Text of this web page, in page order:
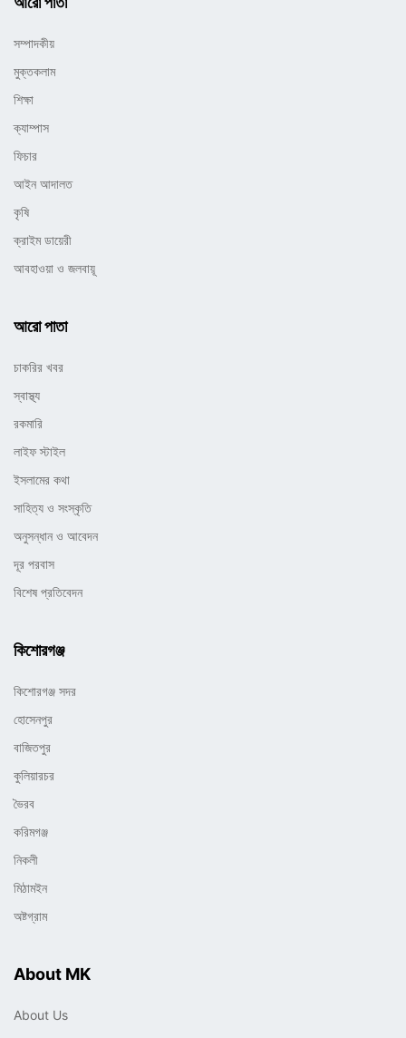
সম্পাদকীয়
মুক্তকলাম
শিক্ষা
ক্যাম্পাস
ফিচার
আইন আদালত
কৃষি
ক্রাইম ডায়েরী
আবহাওয়া ও জলবায়ূ
আরো পাতা
চাকরির খবর
স্বাস্থ্য
রকমারি
লাইফ স্টাইল
ইসলামের কথা
সাহিত্য ও সংস্কৃতি
অনুসন্ধান ও আবেদন
দূর পরবাস
বিশেষ প্রতিবেদন
কিশোরগঞ্জ
কিশোরগঞ্জ সদর
হোসেনপুর
বাজিতপুর
কুলিয়ারচর
ভৈরব
করিমগঞ্জ
নিকলী
মিঠামইন
অষ্টগ্রাম
About MK
About Us